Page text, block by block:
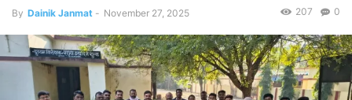
By Dainik Janmat - November 27, 2025 0
207